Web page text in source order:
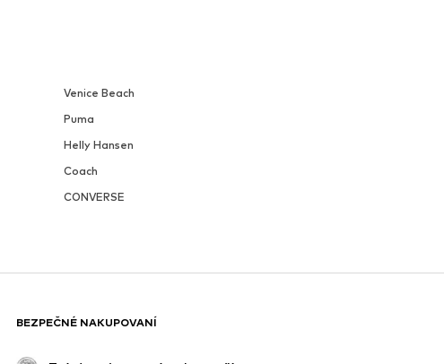
Venice Beach
Puma
Helly Hansen
Coach
CONVERSE
BEZPEČNÉ NAKUPOVANÍ